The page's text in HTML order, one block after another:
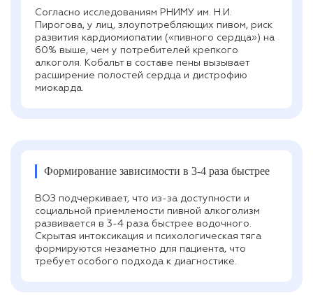
Согласно исследованиям РНИМУ им. Н.И.
Пирогова, у лиц, злоупотребляющих пивом, риск
развития кардиомиопатии («пивного сердца») на
60% выше, чем у потребителей крепкого
алкоголя. Кобальт в составе пены вызывает
расширение полостей сердца и дистрофию
миокарда.
Формирование зависимости в 3-4 раза быстрее
ВОЗ подчеркивает, что из-за доступности и
социальной приемлемости пивной алкоголизм
развивается в 3-4 раза быстрее водочного.
Скрытая интоксикация и психологическая тяга
формируются незаметно для пациента, что
требует особого подхода к диагностике.